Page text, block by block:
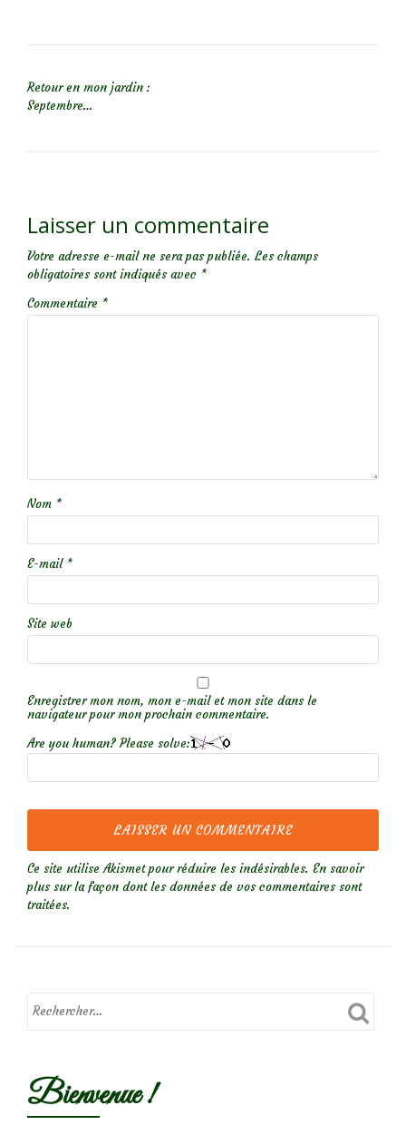
Retour en mon jardin :
Septembre…
Laisser un commentaire
Votre adresse e-mail ne sera pas publiée. Les champs
obligatoires sont indiqués avec *
Commentaire *
Nom *
E-mail *
Site web
Enregistrer mon nom, mon e-mail et mon site dans le
navigateur pour mon prochain commentaire.
Are you human? Please solve:
Ce site utilise Akismet pour réduire les indésirables. En savoir
plus sur la façon dont les données de vos commentaires sont
traitées.
Bienvenue !